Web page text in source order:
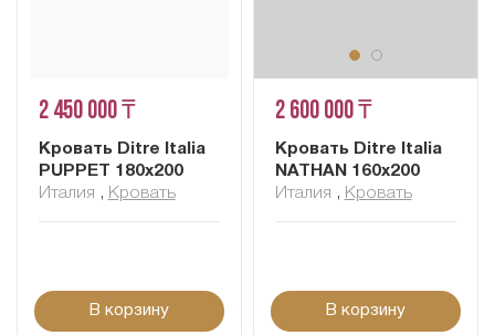
2 450 000 ₸
Кровать Ditre Italia
PUPPET 180x200
Италия , Кровать
В корзину
2 600 000 ₸
Кровать Ditre Italia
NATHAN 160x200
Италия , Кровать
В корзину